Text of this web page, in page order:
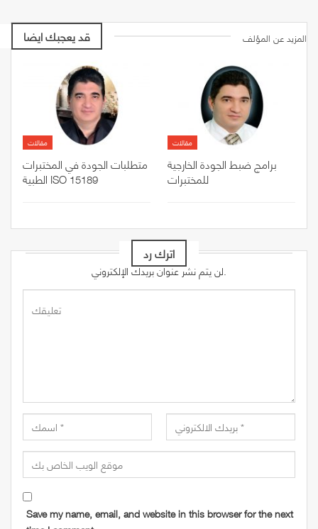
قد يعجبك ايضا المزيد عن المؤلف
مقالات
متطلبات الجودة في المختبرات
الطبية ISO 15189
مقالات
برامج ضبط الجودة الخارجية
للمختبرات
اترك رد
لن يتم نشر عنوان بريدك الإلكتروني.
Save my name, email, and website in this browser for the next